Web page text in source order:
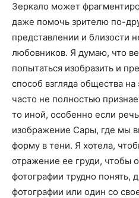
Зеркало может
даже помочь зрителю по-
представлении и близости
любовников. Я думаю, что
попытаться изобразить и
способ взгляда общества на
часто не полностью
то иной, особенно если
изображение Сары, где мы
форму в тени. Я хотела,
отражение ее груди, чтобы
фотографии трудно понять,
фотографии или один со